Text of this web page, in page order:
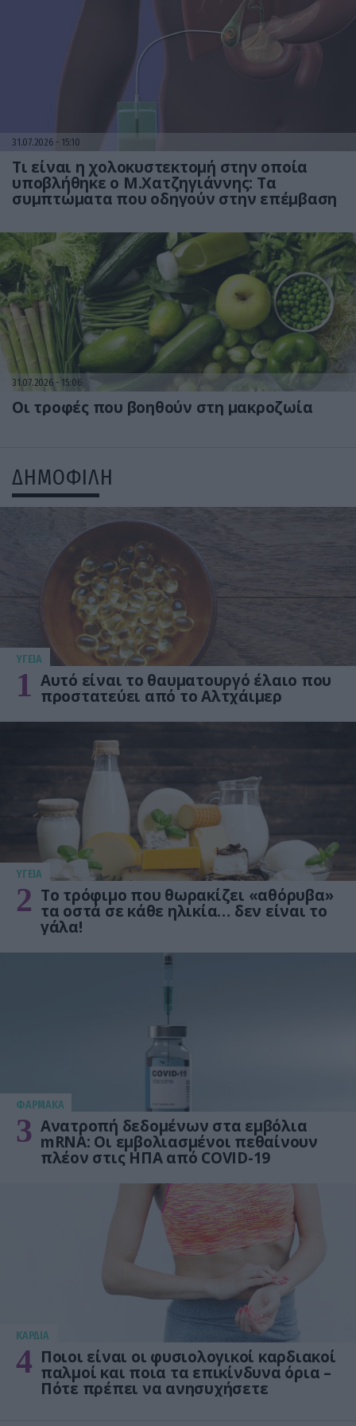
31.07.2026 15:10
Τι είναι η χολοκυστεκτομή στην οποία
υποβλήθηκε ο Μ.Χατζηγιάννης: Tα
συμπτώματα που οδηγούν στην επέμβαση
31.07.2026 15:06
Οι τροφές που βοηθούν στη μακροζωία
ΔΗΜΟΦΙΛΗ
ΥΓΕΙΑ
1 Αυτό είναι το θαυματουργό έλαιο που
προστατεύει από το Αλτχάιμερ
ΥΓΕΙΑ
2 Το τρόφιμο που θωρακίζει «αθόρυβα»
τα οστά σε κάθε ηλικία… δεν είναι το
γάλα!
ΦΑΡΜΑΚΑ
3 Ανατροπή δεδομένων στα εμβόλια
mRNA: Οι εμβολιασμένοι πεθαίνουν
πλέον στις ΗΠΑ από COVID-19
KΑΡΔΙΑ
4 Ποιοι είναι οι φυσιολογικοί καρδιακοί
παλμοί και ποια τα επικίνδυνα όρια –
Πότε πρέπει να ανησυχήσετε